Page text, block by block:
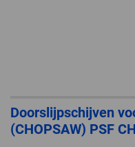
Doorslijpschijven
(CHOPSAW) PSF